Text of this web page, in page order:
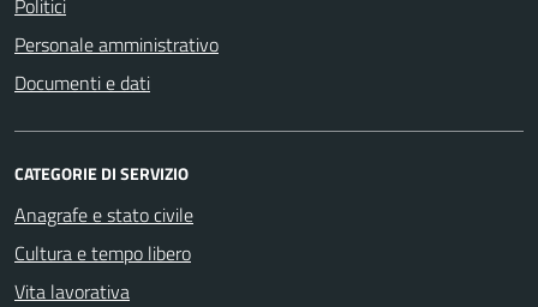
Politici
Personale amministrativo
Documenti e dati
CATEGORIE DI SERVIZIO
Anagrafe e stato civile
Cultura e tempo libero
Vita lavorativa